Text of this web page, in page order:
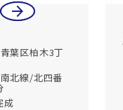
arrow_back
arrow_forward
西線/青葉通
分